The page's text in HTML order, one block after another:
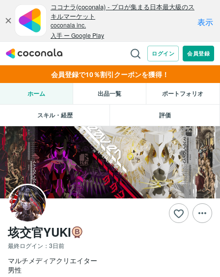
会員登録で10％割引クーポンを獲得！
ホーム 出品一覧 ポートフォリオ
スキル・経歴 評価
垓交官YUKI
最終ログイン： 3日前
マルチメディアクリエイター
男性